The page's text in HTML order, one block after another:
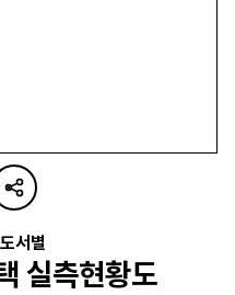
서별
실측현황도